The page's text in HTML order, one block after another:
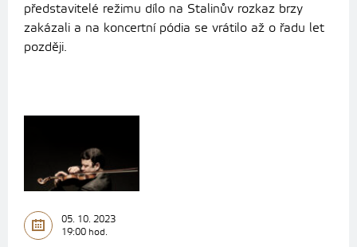
představitelé režimu dílo na Stalinův rozkaz brzy
zakázali a na koncertní pódia se vrátilo až o řadu let
později.
05. 10. 2023
19:00 hod.